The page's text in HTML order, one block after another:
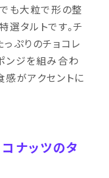
も大粒で形の整
タルトです。チ
ぷりのチョコレ
ンジを組み合わ
感がアクセントに
ナッツのタ